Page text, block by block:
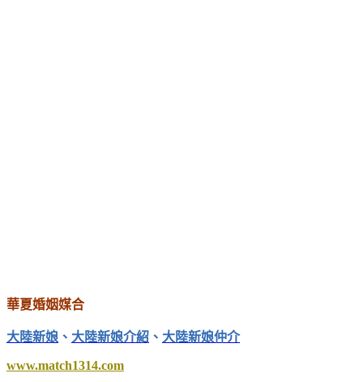
華夏婚姻媒合
大陸新娘 、 大陸新娘介紹 、 大陸新娘仲介
www.match1314.com